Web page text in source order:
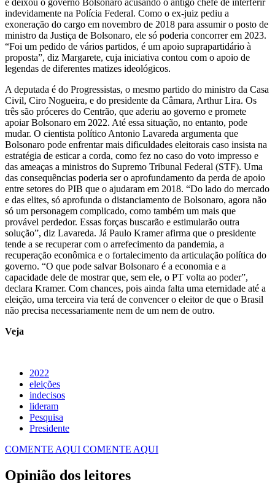
e deixou o governo Bolsonaro acusando o antigo chefe de interferir
indevidamente na Polícia Federal. Como o ex-juiz pediu a
exoneração do cargo em novembro de 2018 para assumir o posto de
ministro da Justiça de Bolsonaro, ele só poderia concorrer em 2023.
“Foi um pedido de vários partidos, é um apoio suprapartidário à
proposta”, diz Margarete, cuja iniciativa contou com o apoio de
legendas de diferentes matizes ideológicos.
A deputada é do Progressistas, o mesmo partido do ministro da Casa
Civil, Ciro Nogueira, e do presidente da Câmara, Arthur Lira. Os
três são próceres do Centrão, que aderiu ao governo e promete
apoiar Bolsonaro em 2022. Até essa situação, no entanto, pode
mudar. O cientista político Antonio Lavareda argumenta que
Bolsonaro pode enfrentar mais dificuldades eleitorais caso insista na
estratégia de esticar a corda, como fez no caso do voto impresso e
das ameaças a ministros do Supremo Tribunal Federal (STF). Uma
das consequências poderia ser o aprofundamento da perda de apoio
entre setores do PIB que o ajudaram em 2018. “Do lado do mercado
e das elites, só aprofunda o distanciamento de Bolsonaro, agora não
só um personagem complicado, como também um mais que
provável perdedor. Essas forças buscarão e estimularão outra
solução”, diz Lavareda. Já Paulo Kramer afirma que o presidente
tende a se recuperar com o arrefecimento da pandemia, a
recuperação econômica e o fortalecimento da articulação política do
governo. “O que pode salvar Bolsonaro é a economia e a
capacidade dele de mostrar que, sem ele, o PT volta ao poder”,
declara Kramer. Com chances, pois ainda falta uma eternidade até a
eleição, uma terceira via terá de convencer o eleitor de que o Brasil
não precisa necessariamente nem de um nem de outro.
Veja
2022
eleições
indecisos
lideram
Pesquisa
Presidente
COMENTE AQUI COMENTE AQUI
Opinião dos leitores